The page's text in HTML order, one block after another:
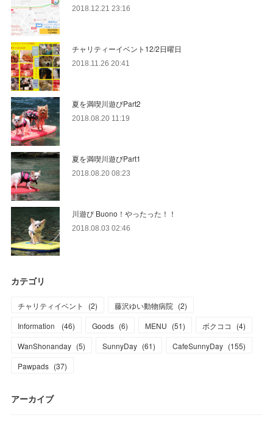
2018.12.21 23:16
チャリティーイベント12/2日曜日
2018.11.26 20:41
夏を満喫川遊びPart2
2018.08.20 11:19
夏を満喫川遊びPart1
2018.08.20 08:23
川遊び Buono！やったった！！
2018.08.03 02:46
カテゴリ
チャリティイベント (2) 藤沢ゆい動物病院 (2)
Information
(46) Goods (6) MENU (51) ボクココ (4)
WanShonanday (5) SunnyDay (61) CafeSunnyDay (155)
Pawpads (37)
アーカイブ